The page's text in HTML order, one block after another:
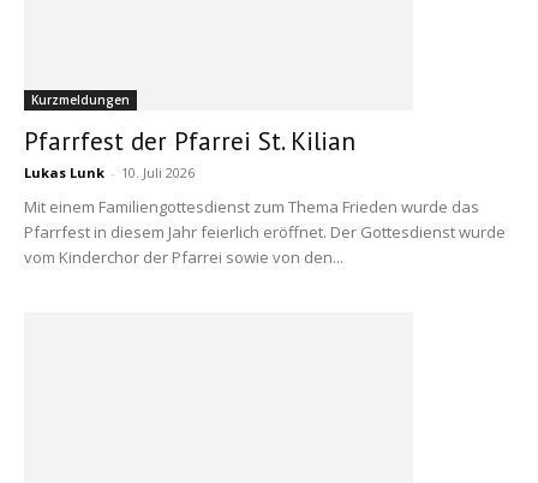
Kurzmeldungen
Pfarrfest der Pfarrei St. Kilian
Lukas Lunk - 10. Juli 2026
Mit einem Familiengottesdienst zum Thema Frieden wurde das
Pfarrfest in diesem Jahr feierlich eröffnet. Der Gottesdienst wurde
vom Kinderchor der Pfarrei sowie von den...